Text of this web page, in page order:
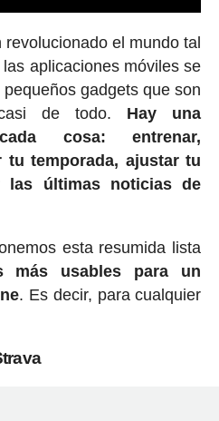
el mundo tal
aplicaciones móviles se
gadgets que son
de todo. Hay una
cosa: entrenar,
tu temporada, ajustar tu
las últimas noticias de
esta resumida lista
más usables para un
. Es decir, para cualquier